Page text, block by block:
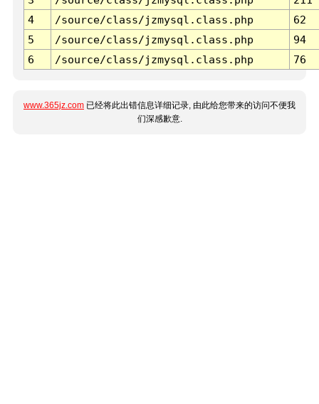
4
/source/class/jzmysql.class.php
62
5
/source/class/jzmysql.class.php
94
6
/source/class/jzmysql.class.php 76
www.365jz.com 已经将此出错信息详细记录, 由此给您带来的访问不便我
们深感歉意.